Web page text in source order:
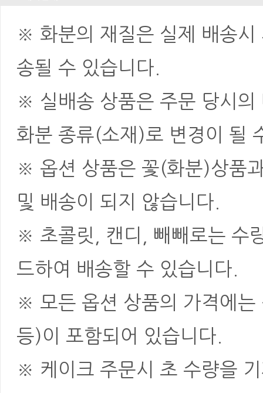
※ 화분의 재질은 실제 배송시
송될 수 있습니다.
※ 실배송 상품은 주문 당시의
화분 종류(소재)로 변경이 될
※ 옵션 상품은 꽃(화분)상품
및 배송이 되지 않습니다.
※ 초콜릿, 캔디, 빼빼로는 수
드하여 배송할 수 있습니다.
※ 모든 옵션 상품의 가격에는
등)이 포함되어 있습니다.
※ 케이크 주문시 초 수량을